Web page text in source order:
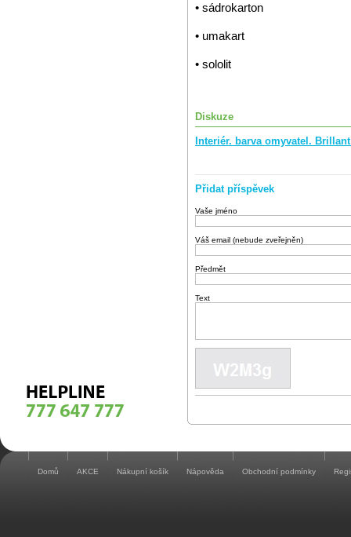
• sádrokarton
• umakart
• sololit
Diskuze
Interiér. barva omyvatel.
Přidat příspěvek
Vaše jméno
Váš email (nebude zveřejněn)
Předmět
Text
Domů AKCE Nákupní košík Nápověda Obchodní podmínky